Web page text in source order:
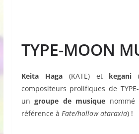
TYPE-MOON
Keita Haga (KATE) et kegani
compositeurs prolifiques de
ungroupe de musique nommé
référence à Fate/hollow ataraxia) !